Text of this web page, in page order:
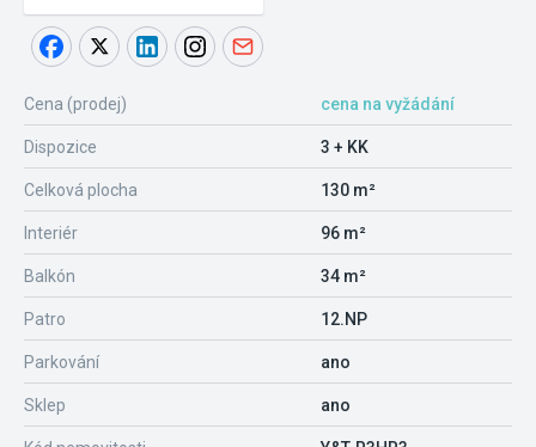
Cena (prodej) cena na vyžádání
Dispozice 3 + KK
Celková plocha 130 m²
Interiér 96 m²
Balkón 34 m²
Patro 12.NP
Parkování ano
Sklep ano